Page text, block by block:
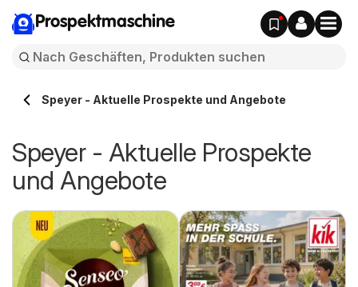
Prospektmaschine
Speyer - Aktuelle Prospekte und Angebote
Speyer - Aktuelle Prospekte
und Angebote